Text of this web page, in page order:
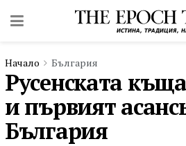
Начало България
Русенската
и първият
България